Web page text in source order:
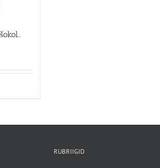
Monbana Tresor kuum šokolaad 250g
RUBRIIGID